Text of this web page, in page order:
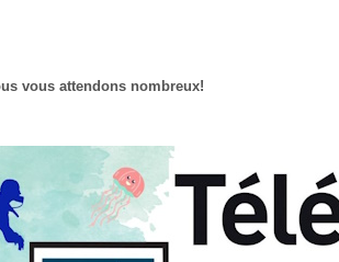
vous attendons nombreux!